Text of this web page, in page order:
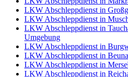
LKW Abschleppdienst in
LKW Abschleppdienst in
LKW Abschleppdienst in
Umgebung
LKW Abschleppdienst in
LKW Abschleppdienst in
LKW Abschleppdienst in
LKW Abschleppdienst in